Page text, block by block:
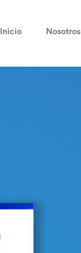
Inicio Nosotros